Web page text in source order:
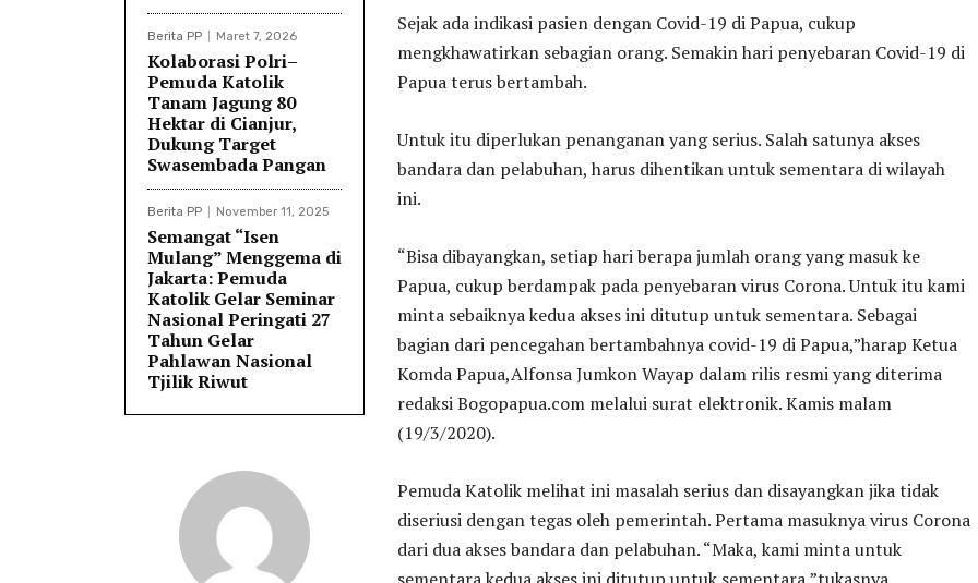
Berita PP Maret 7, 2026
Kolaborasi Polri–
Pemuda Katolik
Tanam Jagung 80
Hektar di Cianjur,
Dukung Target
Swasembada Pangan
Berita PP November 11, 2025
Semangat “Isen
Mulang” Menggema di
Jakarta: Pemuda
Katolik Gelar Seminar
Nasional Peringati 27
Tahun Gelar
Pahlawan Nasional
Tjilik Riwut
Sejak ada indikasi pasien dengan Covid-19 di Papua, cukup
mengkhawatirkan sebagian orang. Semakin hari penyebaran Covid-19 di
Papua terus bertambah.
Untuk itu diperlukan penanganan yang serius. Salah satunya akses
bandara dan pelabuhan, harus dihentikan untuk sementara di wilayah
ini.
“Bisa dibayangkan, setiap hari berapa jumlah orang yang masuk ke
Papua, cukup berdampak pada penyebaran virus Corona. Untuk itu kami
minta sebaiknya kedua akses ini ditutup untuk sementara. Sebagai
bagian dari pencegahan bertambahnya covid-19 di Papua,”harap Ketua
Komda Papua,Alfonsa Jumkon Wayap dalam rilis resmi yang diterima
redaksi Bogopapua.com melalui surat elektronik. Kamis malam
(19/3/2020).
Pemuda Katolik melihat ini masalah serius dan disayangkan jika tidak
diseriusi dengan tegas oleh pemerintah. Pertama masuknya virus Corona
dari dua akses bandara dan pelabuhan. “Maka, kami minta untuk